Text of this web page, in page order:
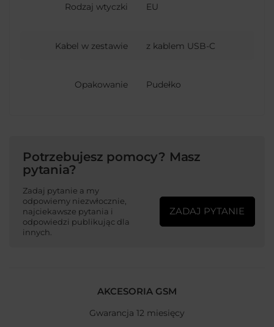
Rodzaj wtyczki EU
Kabel w zestawie z kablem USB-C
Opakowanie Pudełko
Potrzebujesz pomocy? Masz
pytania?
Zadaj pytanie a my
odpowiemy niezwłocznie,
najciekawsze pytania i
odpowiedzi publikując dla
innych.
ZADAJ PYTANIE
AKCESORIA GSM
Gwarancja 12 miesięcy